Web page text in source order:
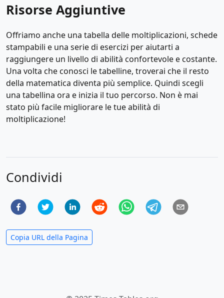
Risorse Aggiuntive
Offriamo anche una tabella delle moltiplicazioni, schede
stampabili e una serie di esercizi per aiutarti a
raggiungere un livello di abilità confortevole e costante.
Una volta che conosci le tabelline, troverai che il resto
della matematica diventa più semplice. Quindi scegli
una tabellina ora e inizia il tuo percorso. Non è mai
stato più facile migliorare le tue abilità di
moltiplicazione!
Condividi
Copia URL della Pagina